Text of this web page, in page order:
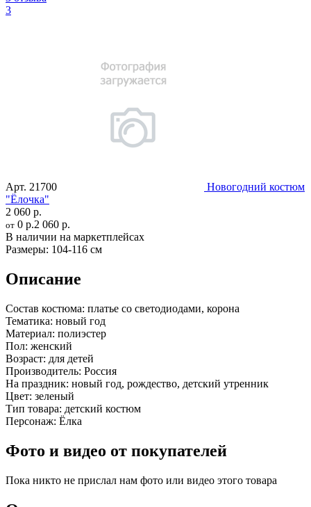
3
Арт. 21700
Новогодний костюм
"Ёлочка"
2 060 р.
от 0 р.2 060 р.
В наличии на маркетплейсах
Размеры: 104-116 см
Описание
Состав костюма: платье со светодиодами, корона
Тематика: новый год
Материал: полиэстер
Пол: женский
Возраст: для детей
Производитель: Россия
На праздник: новый год, рождество, детский утренник
Цвет: зеленый
Тип товара: детский костюм
Персонаж: Ёлка
Фото и видео от покупателей
Пока никто не прислал нам фото или видео этого товара